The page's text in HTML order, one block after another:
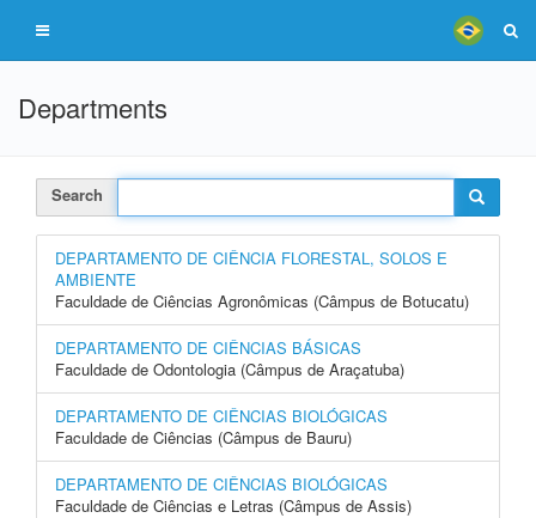
Departments
Search
DEPARTAMENTO DE CIÊNCIA FLORESTAL, SOLOS E
AMBIENTE
Faculdade de Ciências Agronômicas (Câmpus de Botucatu)
DEPARTAMENTO DE CIÊNCIAS BÁSICAS
Faculdade de Odontologia (Câmpus de Araçatuba)
DEPARTAMENTO DE CIÊNCIAS BIOLÓGICAS
Faculdade de Ciências (Câmpus de Bauru)
DEPARTAMENTO DE CIÊNCIAS BIOLÓGICAS
Faculdade de Ciências e Letras (Câmpus de Assis)